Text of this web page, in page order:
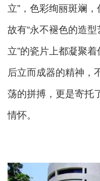
立”，色彩绚丽斑斓
故有“永不褪色的造
立”的瓷片上都凝聚
后立而成器的精神，
荡的拼搏，更是寄托
情怀。